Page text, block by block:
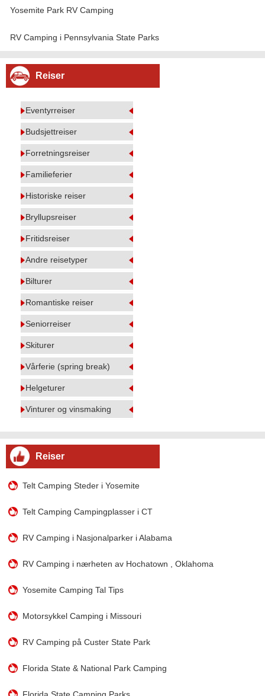
Yosemite Park RV Camping
RV Camping i Pennsylvania State Parks
Reiser
Eventyrreiser
Budsjettreiser
Forretningsreiser
Familieferier
Historiske reiser
Bryllupsreiser
Fritidsreiser
Andre reisetyper
Bilturer
Romantiske reiser
Seniorreiser
Skiturer
Vårferie (spring break)
Helgeturer
Vinturer og vinsmaking
Reiser
Telt Camping Steder i Yosemite
Telt Camping Campingplasser i CT
RV Camping i Nasjonalparker i Alabama
RV Camping i nærheten av Hochatown , Oklahoma
Yosemite Camping Tal Tips
Motorsykkel Camping i Missouri
RV Camping på Custer State Park
Florida State & National Park Camping